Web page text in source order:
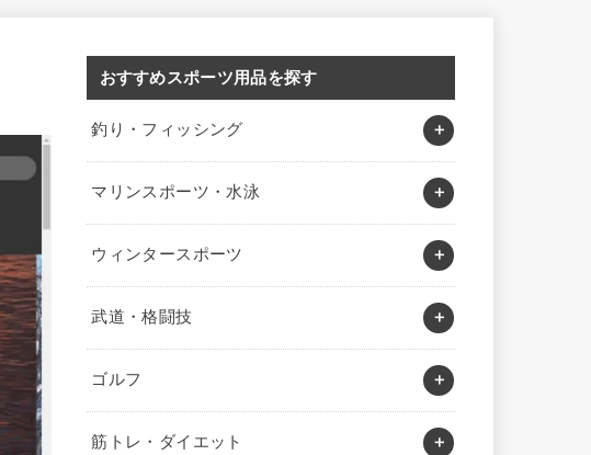
おすすめスポーツ用品を探す
釣り・フィッシング
マリンスポーツ・水泳
ウィンタースポーツ
武道・格闘技
ゴルフ
筋トレ・ダイエット